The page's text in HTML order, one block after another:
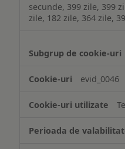
secunde, 399 zile, 399
zile, 182 zile, 364 zile,
evid_0046